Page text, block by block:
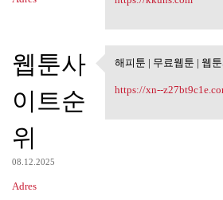
웹툰사
이트순
위
08.12.2025
Adres
해피툰 | 무료웹
무료웹툰사이트
해피툰 | 무료웹툰 | 웹
https://xn--